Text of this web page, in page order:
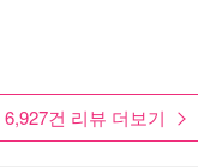
6,927건 리뷰 더보기